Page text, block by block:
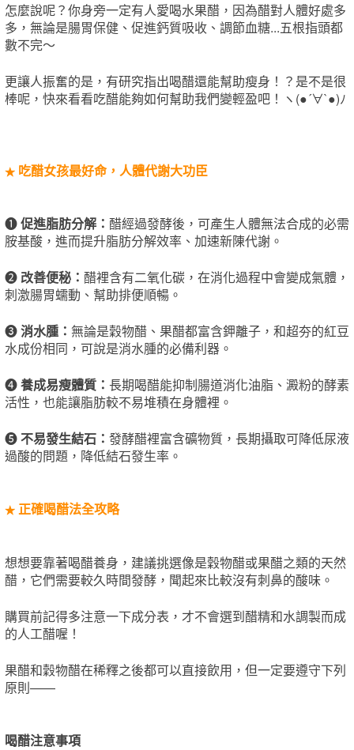
怎麼說呢？你身旁一定有人愛喝水果醋，因為醋對人體好處多
多，無論是腸胃保健、促進鈣質吸收、調節血糖...五根指頭都
數不完～
更讓人振奮的是，有研究指出喝醋還能幫助瘦身！？是不是很
棒呢，快來看看吃醋能夠如何幫助我們變輕盈吧！ヽ(●´∀`●)ﾉ
★ 吃醋女孩最好命，人體代謝大功臣
❶促進脂肪分解： 醋經過發酵後，可產生人體無法合成的必需
胺基酸，進而​提升脂肪分解效率、​加速新陳代謝。
❷ 改善便秘： 醋裡含有二氧化碳，在消化過程中會變成氣體，
刺激腸胃蠕動、幫助排便順暢。​
❸消水腫： 無論是穀物醋、​果醋都富含鉀離子，和超夯的紅豆
水成份相同，可說是消水腫的必備利器。
❹養成易瘦體質： 長期喝醋能抑制腸道消化油脂、澱粉的酵素
活性，也能讓脂肪較不易堆積在身體裡。
❺不易發生結石： 發酵醋裡富含礦物質，長期攝取可降低尿液
過酸的問題，降低結石發生率。
★ 正確喝醋法全攻略
想想要靠著喝醋養身，建議挑選像是穀物醋或果醋之類的天然
醋，它們需要較久時間發酵，聞起來比較沒有刺鼻的酸味。
購買前記得多注意一下成分表，才不會選到醋精和水調製而成
的人工醋喔！
果醋和穀物醋在稀釋之後都可以直接飲用，但一定要遵守下列
原則​——
喝醋注意事項